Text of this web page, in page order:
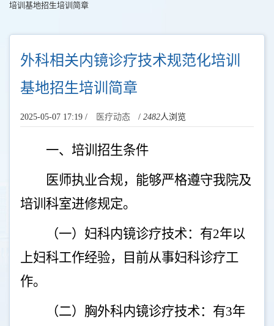
培训基地招生培训简章
外科相关内镜诊疗技术规范化培训
基地招生培训简章
2025-05-07 17:19 / 医疗动态 / 2482人浏览
一、培训招生条件
医师执业合规，能够严格遵守我院及
培训科室进修规定。
（一）妇科内镜诊疗技术：有2年以
上妇科工作经验，目前从事妇科诊疗工
作。
（二）胸外科内镜诊疗技术：有3年